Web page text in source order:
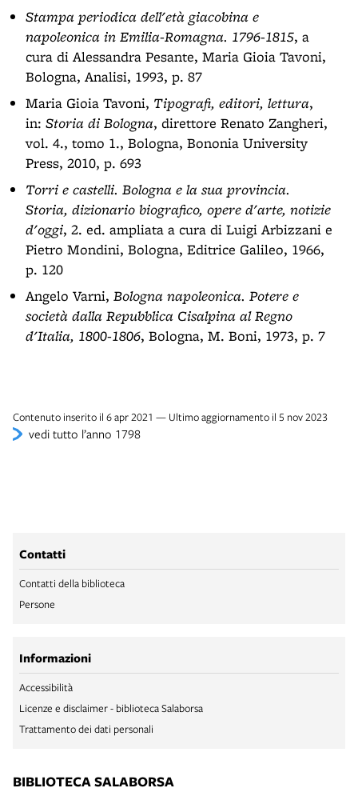
Stampa periodica dell'età giacobina e
napoleonica in Emilia-Romagna. 1796-1815, a
cura di Alessandra Pesante, Maria Gioia Tavoni,
Bologna, Analisi, 1993, p. 87
Maria Gioia Tavoni, Tipografi, editori, lettura,
in: Storia di Bologna, direttore Renato Zangheri,
vol. 4., tomo 1., Bologna, Bononia University
Press, 2010, p. 693
Torri e castelli. Bologna e la sua provincia.
Storia, dizionario biografico, opere d'arte, notizie
d'oggi, 2. ed. ampliata a cura di Luigi Arbizzani e
Pietro Mondini, Bologna, Editrice Galileo, 1966,
p. 120
Angelo Varni, Bologna napoleonica. Potere e
società dalla Repubblica Cisalpina al Regno
d'Italia, 1800-1806, Bologna, M. Boni, 1973, p. 7
Contenuto inserito il 6 apr 2021 — Ultimo aggiornamento il 5 nov 2023
vedi tutto l’anno 1798
Contatti
Contatti della biblioteca
Persone
Informazioni
Accessibilità
Licenze e disclaimer - biblioteca Salaborsa
Trattamento dei dati personali
BIBLIOTECA SALABORSA